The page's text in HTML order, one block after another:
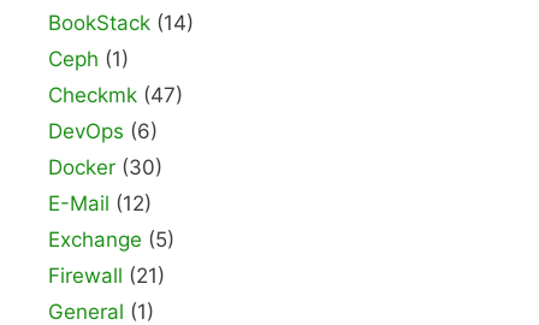
BookStack (14)
Ceph (1)
Checkmk (47)
DevOps (6)
Docker (30)
E-Mail (12)
Exchange (5)
Firewall (21)
General (1)